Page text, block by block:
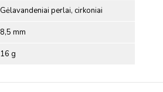
Gėlavandeniai perlai, cirkoniai
8,5 mm
16 g